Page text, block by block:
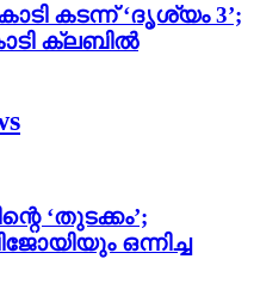
കടന്ന് ‘ദൃശ്യം 3’;
ക്ലബിൽ
‘തുടക്കം’;
ഒന്നിച്ച